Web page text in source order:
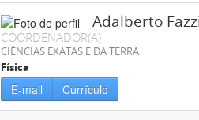
Adalberto
COORDENADOR(A)
CIÊNCIAS EXATAS E DA TERRA
Física
E-mail Currículo